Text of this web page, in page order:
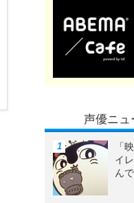
声優ニュ
「
イ
ん